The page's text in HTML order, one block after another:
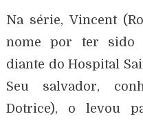
Na série, Vincent
nome por ter sido
diante do Hospital
Seu salvador,
Dotrice), o levou